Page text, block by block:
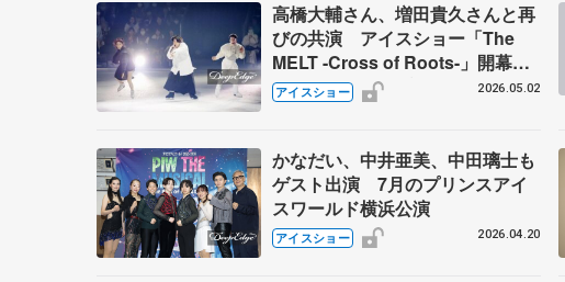
高橋大輔さん、増田貴久さんと再
びの共演 アイスショー「The
MELT -Cross of Roots-」開幕
『氷艶』彩ったプログラムも
アイスショー 2026.05.02
かなだい、中井亜美、中田璃士も
ゲスト出演 7月のプリンスアイ
スワールド横浜公演
アイスショー 2026.04.20